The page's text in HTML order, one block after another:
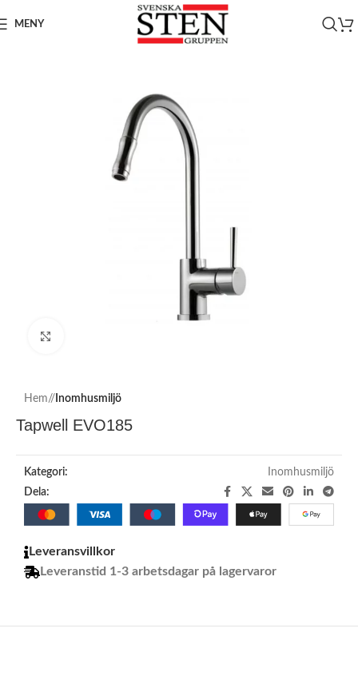
MENY
Hem/ Inomhusmiljö
Tapwell EVO185
Kategori:
Inomhusmiljö
Dela:
Leveransvillkor
Leveranstid 1-3 arbetsdagar på lagervaror